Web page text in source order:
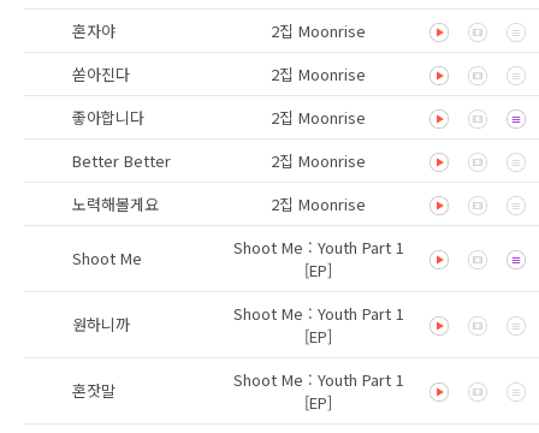
혼자야
2집 Moonrise
쏟아진다
2집 Moonrise
좋아합니다
2집 Moonrise
Better Better
2집 Moonrise
노력해볼게요
2집 Moonrise
Shoot Me
Shoot Me : Youth Part 1
[EP]
원하니까
Shoot Me : Youth Part 1
[EP]
혼잣말
Shoot Me : Youth Part 1
[EP]